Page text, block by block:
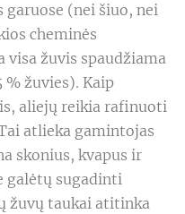
garuose (nei šiuo, nei
cheminės
žuvis spaudžiama
žuvies). Kaip
aliejų reikia rafinuoti
atlieka gamintojas
skonius, kvapus ir
galėtų sugadinti
žuvų taukai atitinka